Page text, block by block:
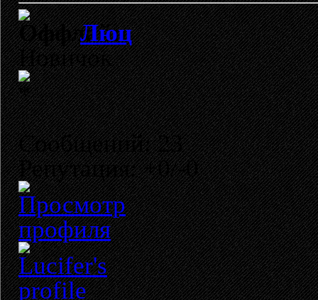
Люц
Новичок
Сообщений: 23
Репутация: +0/-0